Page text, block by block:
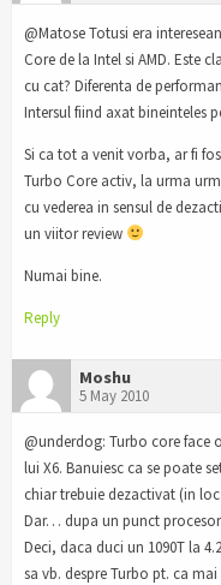
@Matose Totusi era
Core de la Intel si AMD. Este
cu cat? Diferenta de
Intersul fiind axat bineinteles
Si ca tot a venit vorba, ar fi
Turbo Core activ, la urma
cu vederea in sensul de
un viitor review
Numai bine.
Reply
Moshu
5 May 2010
@underdog: Turbo core face
lui X6. Banuiesc ca se poate
chiar trebuie dezactivat (in loc
Dar… dupa un punct
Deci, daca duci un 1090T la
sa vb. despre Turbo pt. ca